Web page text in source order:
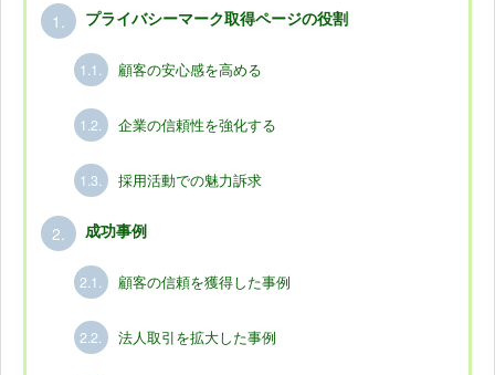
1. プライバシーマーク取得ページの役割
1.1. 顧客の安心感を高める
1.2. 企業の信頼性を強化する
1.3. 採用活動での魅力訴求
2. 成功事例
2.1. 顧客の信頼を獲得した事例
2.2. 法人取引を拡大した事例